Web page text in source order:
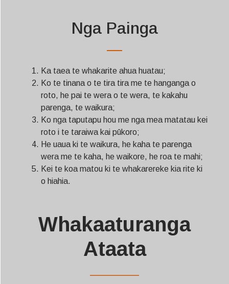
Nga Painga
Ka taea te whakarite ahua huatau;
Ko te tinana o te tira tira me te hanganga o
roto, he pai te wera o te wera, te kakahu
parenga, te waikura;
Ko nga taputapu hou me nga mea matatau kei
roto i te taraiwa kai pūkoro;
He uaua ki te waikura, he kaha te parenga
wera me te kaha, he waikore, he roa te mahi;
Kei te koa matou ki te whakarereke kia rite ki
o hiahia.
Whakaaturanga
Ataata
——————